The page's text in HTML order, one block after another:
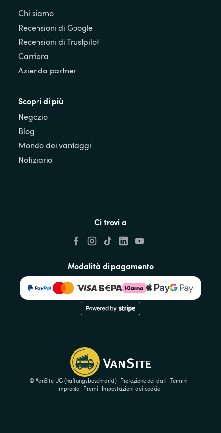
Chi siamo
Recensioni di Google
Recensioni di Trustpilot
Carriera
Azienda partner
Scopri di più
Negozio
Blog
Mondo dei vantaggi
Notiziario
Ci trovi a
Modalità di pagamento
© VanSite UG (haftungsbeschränkt) Protezione dei dati Termini
Impronta
Premi Impostazioni dei cookie